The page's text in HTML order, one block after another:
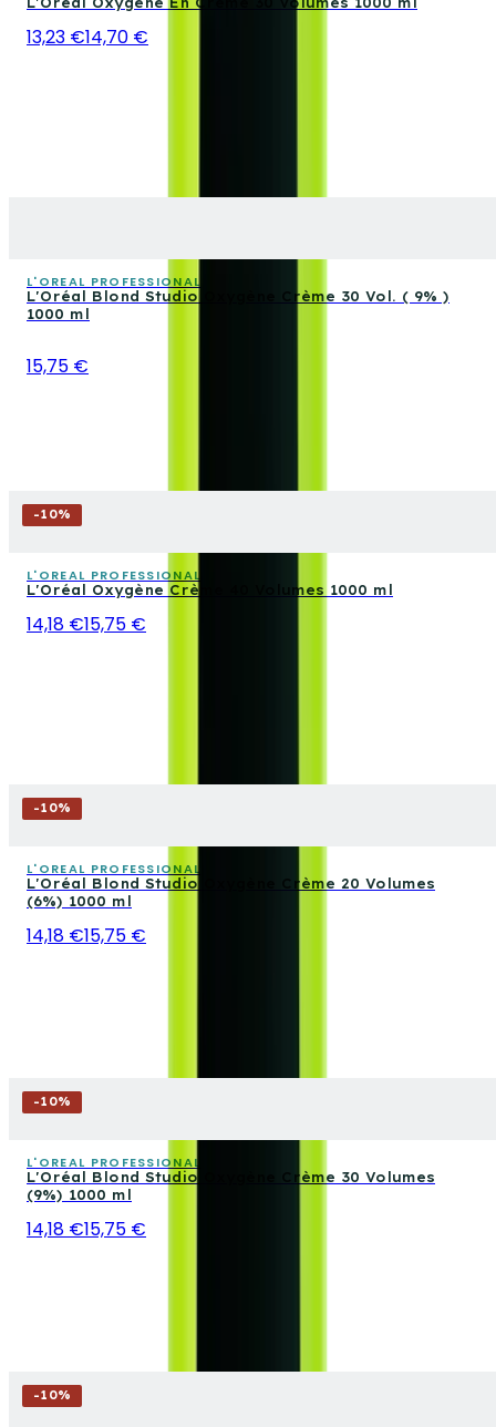
13,23 €14,70 €
L'OREAL PROFESSIONAL
L'Oréal Blond Studio Oxygène Crème 30 Vol. ( 9% )
1000 ml
15,75 €
-10%
L'OREAL PROFESSIONAL
L'Oréal Oxygène Crème 40 Volumes 1000 ml
14,18 €15,75 €
-10%
L'OREAL PROFESSIONAL
L'Oréal Blond Studio Oxygène Crème 20 Volumes
(6%) 1000 ml
14,18 €15,75 €
-10%
L'OREAL PROFESSIONAL
L'Oréal Blond Studio Oxygène Crème 30 Volumes
(9%) 1000 ml
14,18 €15,75 €
-10%